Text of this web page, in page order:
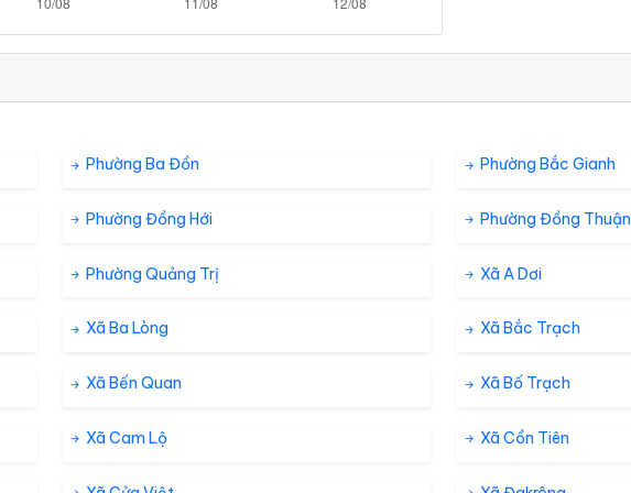
Phường Ba Đồn Phường Bắc Gianh
Phường Đồng Hới Phường Đồng Thuận
Phường Quảng Trị Xã A Dơi
Xã Ba Lòng Xã Bắc Trạch
Xã Bến Quan Xã Bố Trạch
Xã Cam Lộ Xã Cồn Tiên